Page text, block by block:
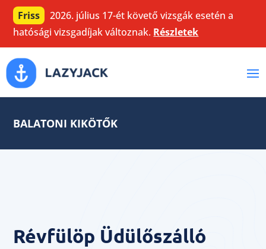
Friss
2026. július 17-ét követő vizsgák esetén a
hatósági vizsgadíjak változnak. Részletek
BALATONI KIKÖTŐK
Révfülöp Üdülőszálló